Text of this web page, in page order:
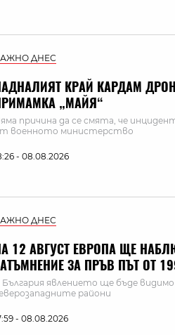
ДНЕС
КРАЙ КАРДАМ
„МАЙЯ“
причина да се смята, че
военното министерство
- 08.08.2026
ДНЕС
12 АВГУСТ ЕВРОПА ЩЕ
ЗА ПРЪВ ПЪТ ОТ
България явлението ще бъде
райони
- 08.08.2026